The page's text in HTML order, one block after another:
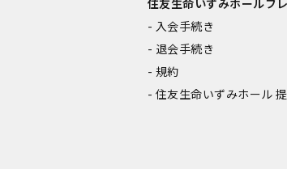
住友生命いずみホールフ
入会手続き
退会手続き
規約
住友生命いずみホール